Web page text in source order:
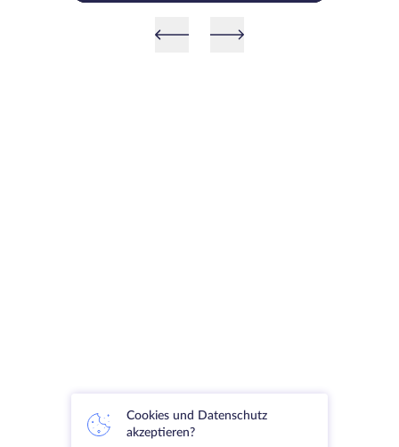
Cookies und Datenschutz
akzeptieren?